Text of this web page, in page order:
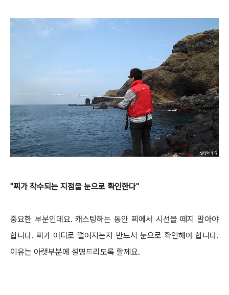
"찌가 착수되는 지점을 눈으로 확인한다"
중요한 부분인데요. 캐스팅하는 동안 찌에서 시선을 떼지 말아야
합니다.찌가 어디로 떨어지는지 반드시 눈으로 확인해야 합니다.
이유는 아랫부분에 설명드리도록 할께요.